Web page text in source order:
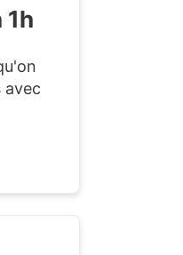
avec